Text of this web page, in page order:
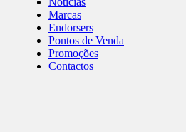
Marcas
Endorsers
Pontos de Venda
Promoções
Contactos